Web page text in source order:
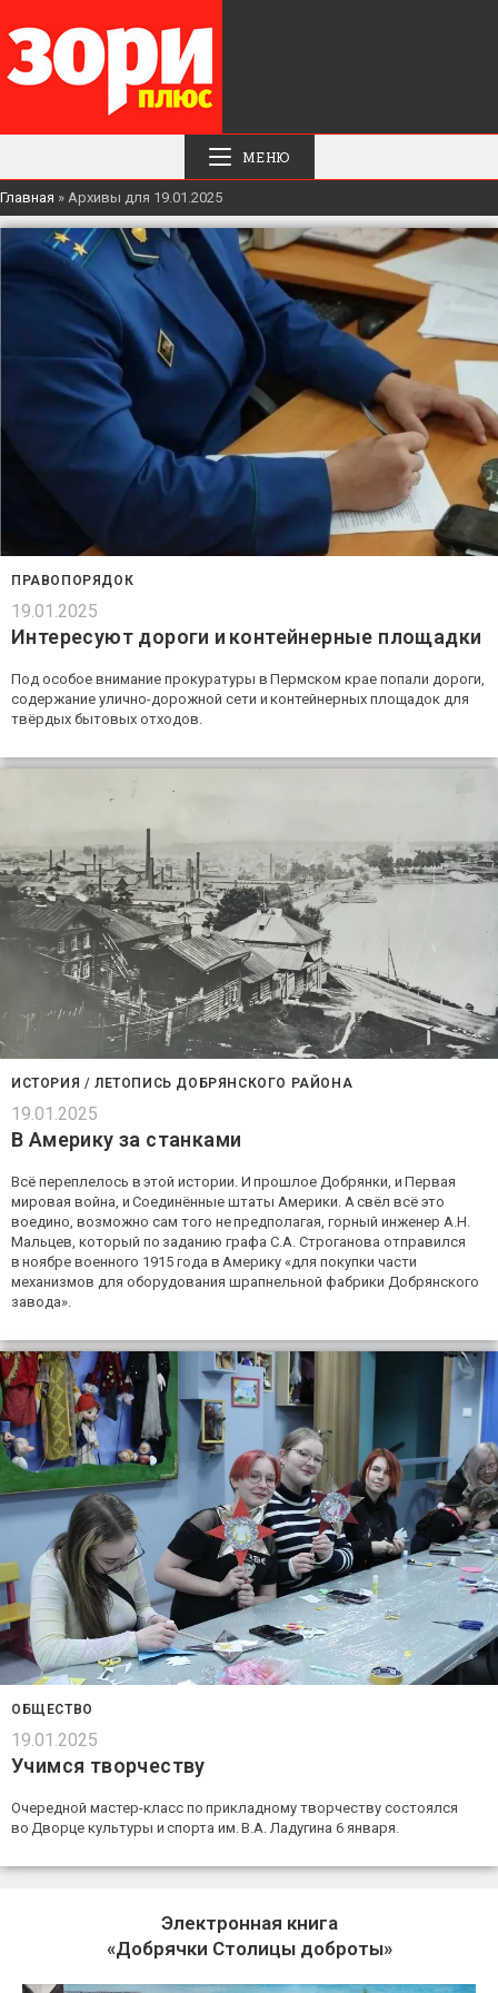
МЕНЮ
Главная » Архивы для 19.01.2025
ПРАВОПОРЯДОК
19.01.2025
Интересуют дороги и контейнерные площадки
Под особое внимание прокуратуры в Пермском крае попали дороги,
содержание улично-дорожной сети и контейнерных площадок для
твёрдых бытовых отходов.
ИСТОРИЯ /ЛЕТОПИСЬ ДОБРЯНСКОГО РАЙОНА
19.01.2025
В Америку за станками
Всё переплелось в этой истории. И прошлое Добрянки, и Первая
мировая война, и Соединённые штаты Америки. А свёл всё это
воедино, возможно сам того не предполагая, горный инженер А.Н.
Мальцев, который по заданию графа С.А. Строганова отправился
в ноябре военного 1915 года в Америку «для покупки части
механизмов для оборудования шрапнельной фабрики Добрянского
завода».
ОБЩЕСТВО
19.01.2025
Учимся творчеству
Очередной мастер-класс по прикладному творчеству состоялся
во Дворце культуры и спорта им. В.А. Ладугина 6 января.
Электронная книга
«Добрячки Столицы доброты»